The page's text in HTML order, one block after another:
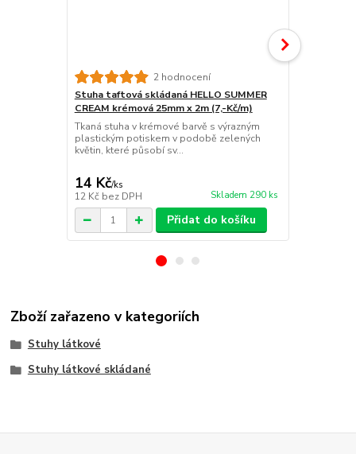
2 hodnocení
Stuha taftová skládaná HELLO SUMMER
CREAM krémová 25mm x 2m (7,-Kč/m)
Tkaná stuha v krémové barvě s výrazným
plastickým potiskem v podobě zelených
květin, které působí sv...
14 Kč/ks
12 Kč bez DPH Skladem 290 ks
Přidat do košíku
Zboží zařazeno v kategoriích
Stuhy látkové
Stuhy látkové skládané